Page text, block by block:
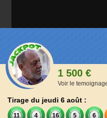
1 500 €
Voir le
Tirage du jeudi 6 août :
11 4 16 5 6